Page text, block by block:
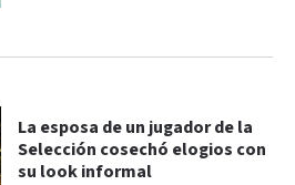
La esposa de un jugador de la
Selección cosechó elogios con
su look informal